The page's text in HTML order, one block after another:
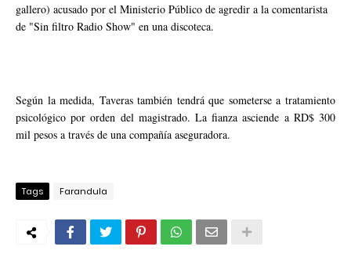
gallero) acusado por el Ministerio Público de agredir a la comentarista
de "Sin filtro Radio Show" en una discoteca.
Según la medida, Taveras también tendrá que someterse a tratamiento
psicológico por orden del magistrado. La fianza asciende a RD$ 300
mil pesos a través de una compañía aseguradora.
Tags Farandula